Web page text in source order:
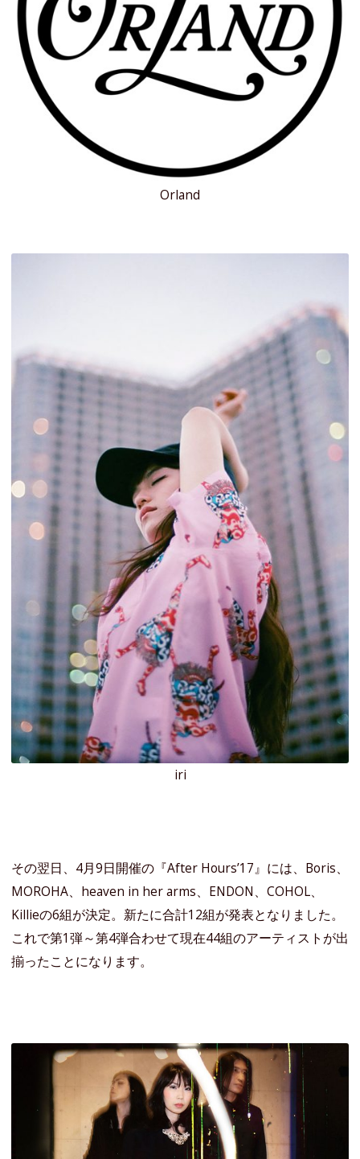
Orland
iri
その翌日、4月9日開催の『After Hours’17』には、Boris、
MOROHA、heaven in her arms、ENDON、COHOL、
Killieの6組が決定。新たに合計12組が発表となりました。
これで第1弾～第4弾合わせて現在44組のアーティストが出
揃ったことになります。